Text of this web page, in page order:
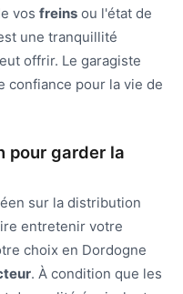
vos freins ou l'état de
une tranquillité
offrir. Le garagiste
confiance pour la vie de
pour garder la
sur la distribution
entretenir votre
choix en Dordogne
. À condition que les